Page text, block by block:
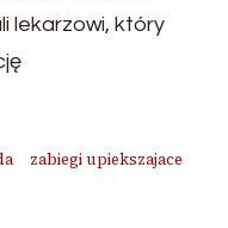
lekarzowi, który
zabiegi upiekszajace